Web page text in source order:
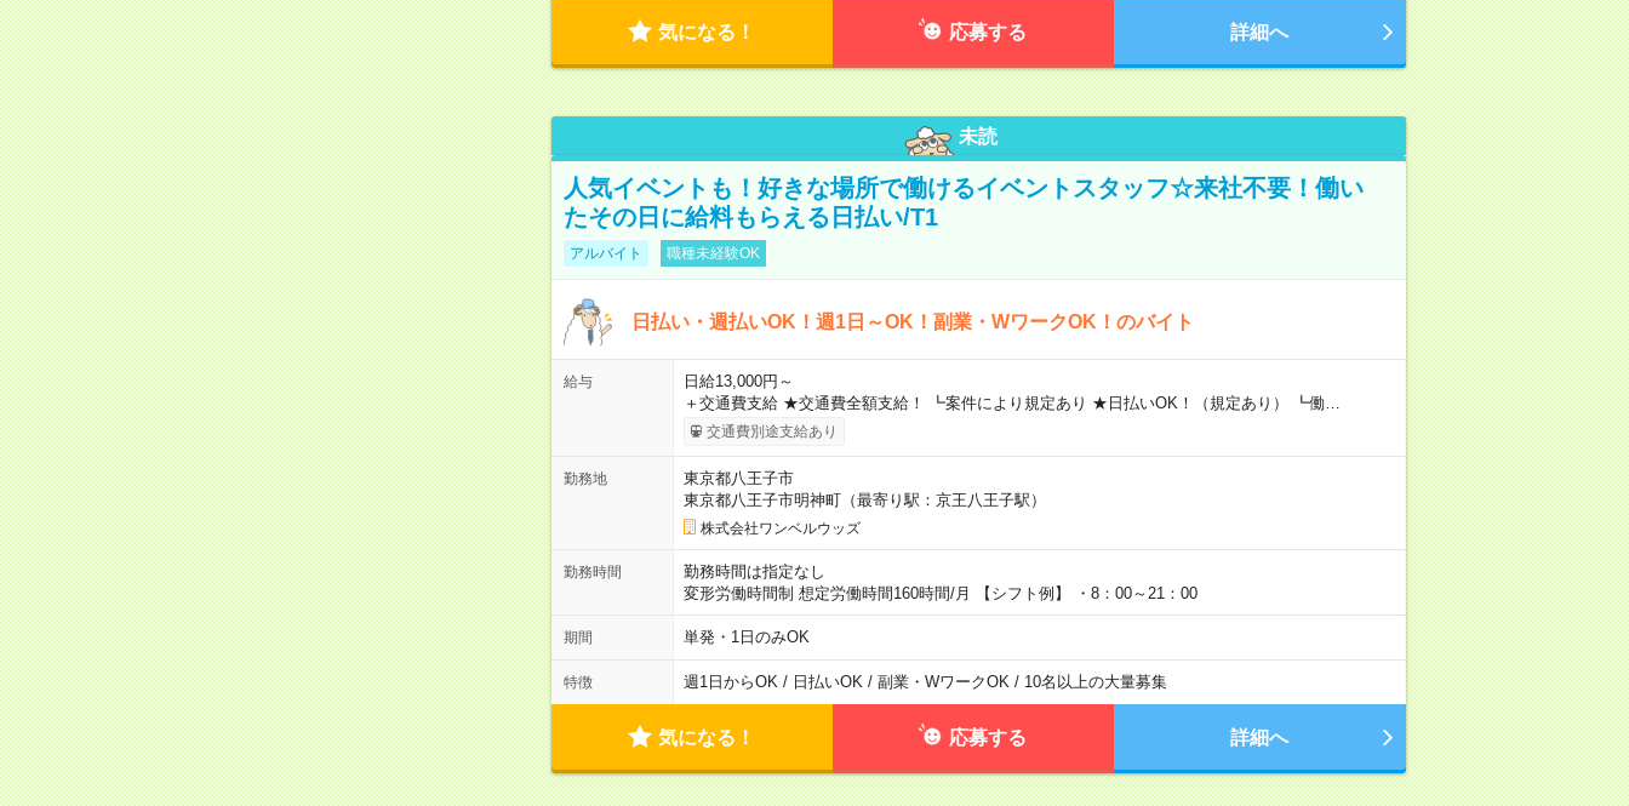
気になる！ 応募する 詳細へ
未読
人気イベントも！好きな場所で働けるイベントスタッフ☆来社不要！働い
たその日に給料もらえる日払い/T1
アルバイト 職種未経験OK
日払い・週払いOK！週1日～OK！副業・WワークOK！のバイト
給与
日給13,000円～
＋交通費支給 ★交通費全額支給！ ┗案件により規定あり ★日払いOK！（規定あり） ┗働…
交通費別途支給あり
勤務地
東京都八王子市
東京都八王子市明神町（最寄り駅：京王八王子駅）
株式会社ワンベルウッズ
勤務時間
勤務時間は指定なし
変形労働時間制 想定労働時間160時間/月 【シフト例】 ・8：00～21：00
期間 単発・1日のみOK
特徴 週1日からOK / 日払いOK / 副業・WワークOK / 10名以上の大量募集
気になる！ 応募する 詳細へ